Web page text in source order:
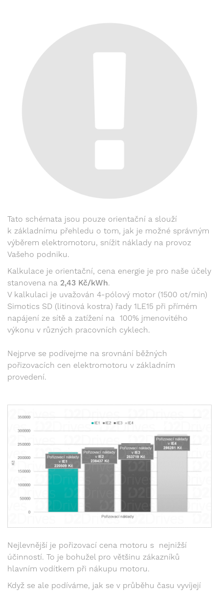
Tato schémata jsou pouze orientační a slouží
k základnímu přehledu o tom, jak je možné správným
výběrem elektromotoru, snížit náklady na provoz
Vašeho podniku.
Kalkulace je orientační, cena energie je pro naše účely
stanovena na 2,43 Kč/kWh.
V kalkulaci je uvažován 4-pólový motor (1500 ot/min)
Simotics SD (litinová kostra) řady 1LE15 při přímém
napájení ze sítě a zatížení na 100% jmenovitého
výkonu v různých pracovních cyklech.
Nejprve se podívejme na srovnání běžných
pořizovacích cen elektromotoru v základním
provedení.
Nejlevnější je pořizovací cena motoru s nejnižší
účinností. To je bohužel pro většinu zákazníků
hlavním vodítkem při nákupu motoru.
Když se ale podíváme, jak se v průběhu času vyvíjejí